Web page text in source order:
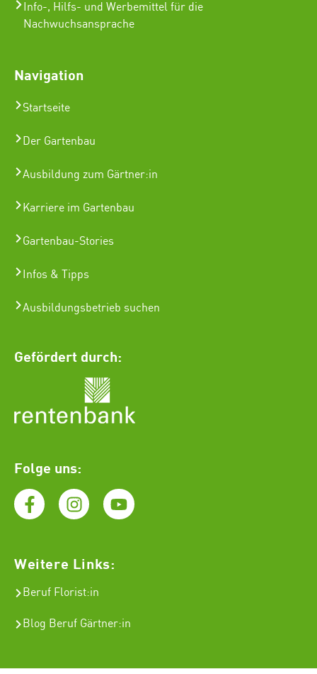
Info-, Hilfs- und Werbemittel für die
Nachwuchsansprache
Navigation
Startseite
Der Gartenbau
Ausbildung zum Gärtner:in
Karriere im Gartenbau
Gartenbau-Stories
Infos & Tipps
Ausbildungsbetrieb suchen
Gefördert durch:
Folge uns:
Weitere Links:
Beruf Florist:in
Blog Beruf Gärtner:in